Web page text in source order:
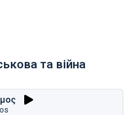
та війна